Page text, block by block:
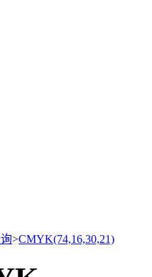
>CMYK(74,16,30,21)